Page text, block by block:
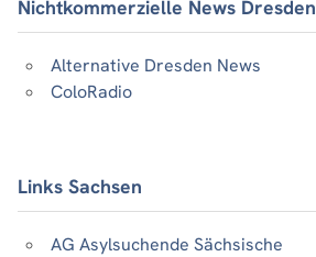
Nichtkommerzielle News Dresden
Alternative Dresden News
ColoRadio
Links Sachsen
AG Asylsuchende Sächsische